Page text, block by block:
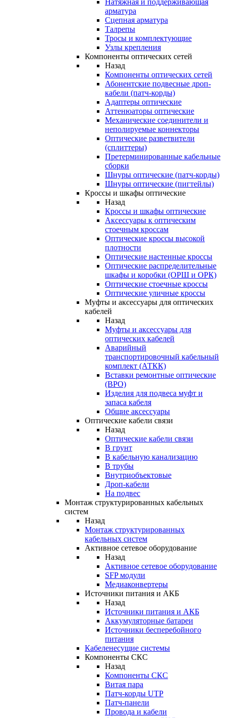
Натяжная и поддерживающая
арматура
Сцепная арматура
Талрепы
Тросы и комплектующие
Узлы крепления
Компоненты оптических сетей
Назад
Компоненты оптических сетей
Абонентские подвесные дроп-
кабели (патч-корды)
Адаптеры оптические
Аттенюаторы оптические
Механические соединители и
неполируемые коннекторы
Оптические разветвители
(сплиттеры)
Претерминированные кабельные
сборки
Шнуры оптические (патч-корды)
Шнуры оптические (пигтейлы)
Кроссы и шкафы оптические
Назад
Кроссы и шкафы оптические
Аксессуары к оптическим
стоечным кроссам
Оптические кроссы высокой
плотности
Оптические настенные кроссы
Оптические распределительные
шкафы и коробки (ОРШ и ОРК)
Оптические стоечные кроссы
Оптические уличные кроссы
Муфты и аксессуары для оптических
кабелей
Назад
Муфты и аксессуары для
оптических кабелей
Аварийный
транспортировочный кабельный
комплект (АТКК)
Вставки ремонтные оптические
(ВРО)
Изделия для подвеса муфт и
запаса кабеля
Общие аксессуары
Оптические кабели связи
Назад
Оптические кабели связи
В грунт
В кабельную канализацию
В трубы
Внутриобъектовые
Дроп-кабели
На подвес
Монтаж структурированных кабельных
систем
Назад
Монтаж структурированных
кабельных систем
Активное сетевое оборудование
Назад
Активное сетевое оборудование
SFP модули
Медиаконвертеры
Источники питания и АКБ
Назад
Источники питания и АКБ
Аккумуляторные батареи
Источники бесперебойного
питания
Кабеленесущие системы
Компоненты СКС
Назад
Компоненты СКС
Витая пара
Патч-корды UTP
Патч-панели
Провода и кабели